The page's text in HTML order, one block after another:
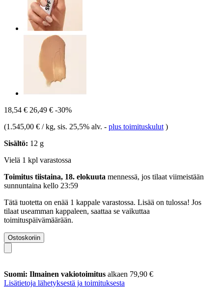
18,54 € 26,49 € -30%
(1.545,00 € / kg, sis. 25,5% alv. - plus toimituskulut )
Sisältö: 12 g
Vielä 1 kpl varastossa
Toimitus tiistaina, 18. elokuuta mennessä, jos tilaat viimeistään
sunnuntaina kello 23:59
Tätä tuotetta on enää 1 kappale varastossa. Lisää on tulossa! Jos
tilaat useamman kappaleen, saattaa se vaikuttaa
toimituspäivämäärään.
Ostoskoriin
Suomi: Ilmainen vakiotoimitus alkaen 79,90 €
Lisätietoja lähetyksestä ja toimituksesta